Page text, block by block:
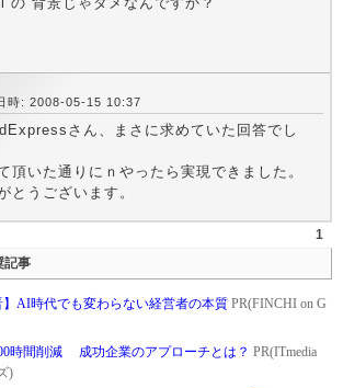
時: 2008-05-15 10:37
さん、まさに求めていた回答でし
頂いた通りにｎやったら実現できました。
とうございます。
1
記事
】AI時代でも変わらない経営者の本質 PR(FINCHI on G
時間削減 成功企業のアプローチとは？ PR(ITmedia
)